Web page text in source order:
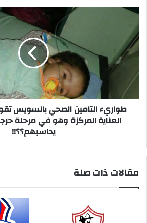
طواريء
التامين
الصحي
بالسويس
تقوم
طفل
من
العناية
المركزة
حرجة
من
يحاسبهم؟؟!!
طواريء التامين الصحي بالسويس
العناية المركزة وهو في مرحلة
يحاسبهم؟؟!!
مقالات ذات صلة